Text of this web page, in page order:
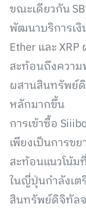
ขณะเดียวกัน
พัฒนาบริการเงิ
Ether และ
สะท้อนถึงควา
ผสานสินทรัพย์ดิ
หลักมากขึ้น
การเข้าซื้อ
เพียงเป็นการข
สะท้อนแนวโน้
ในญี่ปุ่นกำลังเ
สินทรัพย์ดิจิทัล